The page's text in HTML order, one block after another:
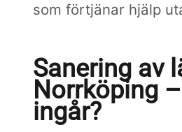
som förtjänar hjälp
Sanering av
Norrköping
ingår?